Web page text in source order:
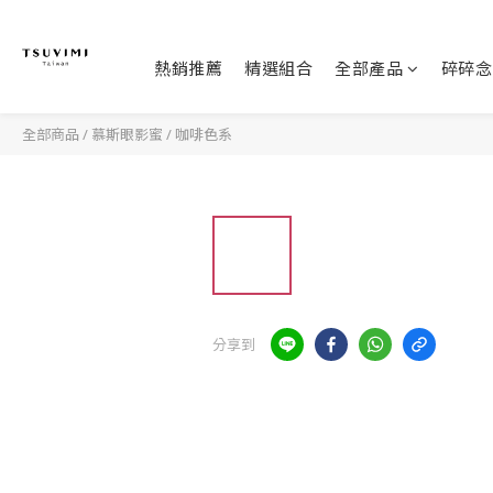
熱銷推薦 精選組合 全部產品 碎碎念
全部商品 / 慕斯眼影蜜 / 咖啡色系
分享到